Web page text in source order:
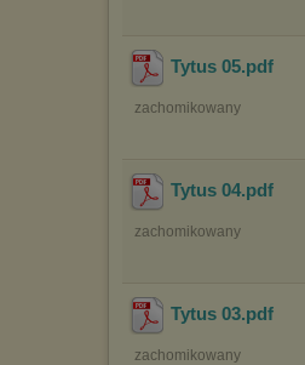
Tytus 05.pdf
zachomikowany
Tytus 04.pdf
zachomikowany
Tytus 03.pdf
zachomikowany